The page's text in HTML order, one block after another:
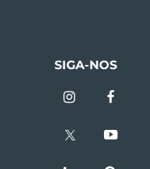
SIGA-NOS